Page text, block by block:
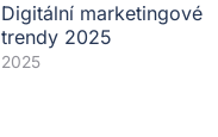
Digitální marketingové
trendy 2025
2025